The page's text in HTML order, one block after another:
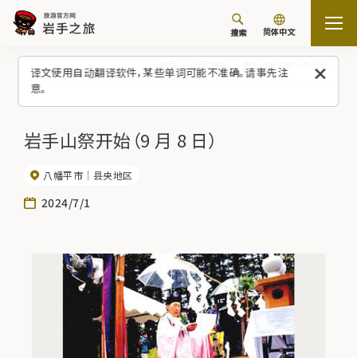
译文使用自动翻译软件，某些单词可能不准确。请事先注
意。
搜索 简体中文
岩手山祭开始（9 月 8 日）
八幡平市 县央地区
2024/7/1